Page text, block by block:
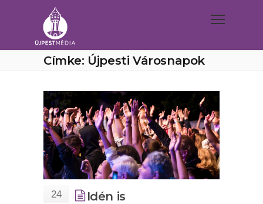
Címke: Újpesti Városnapok
24
Idén is